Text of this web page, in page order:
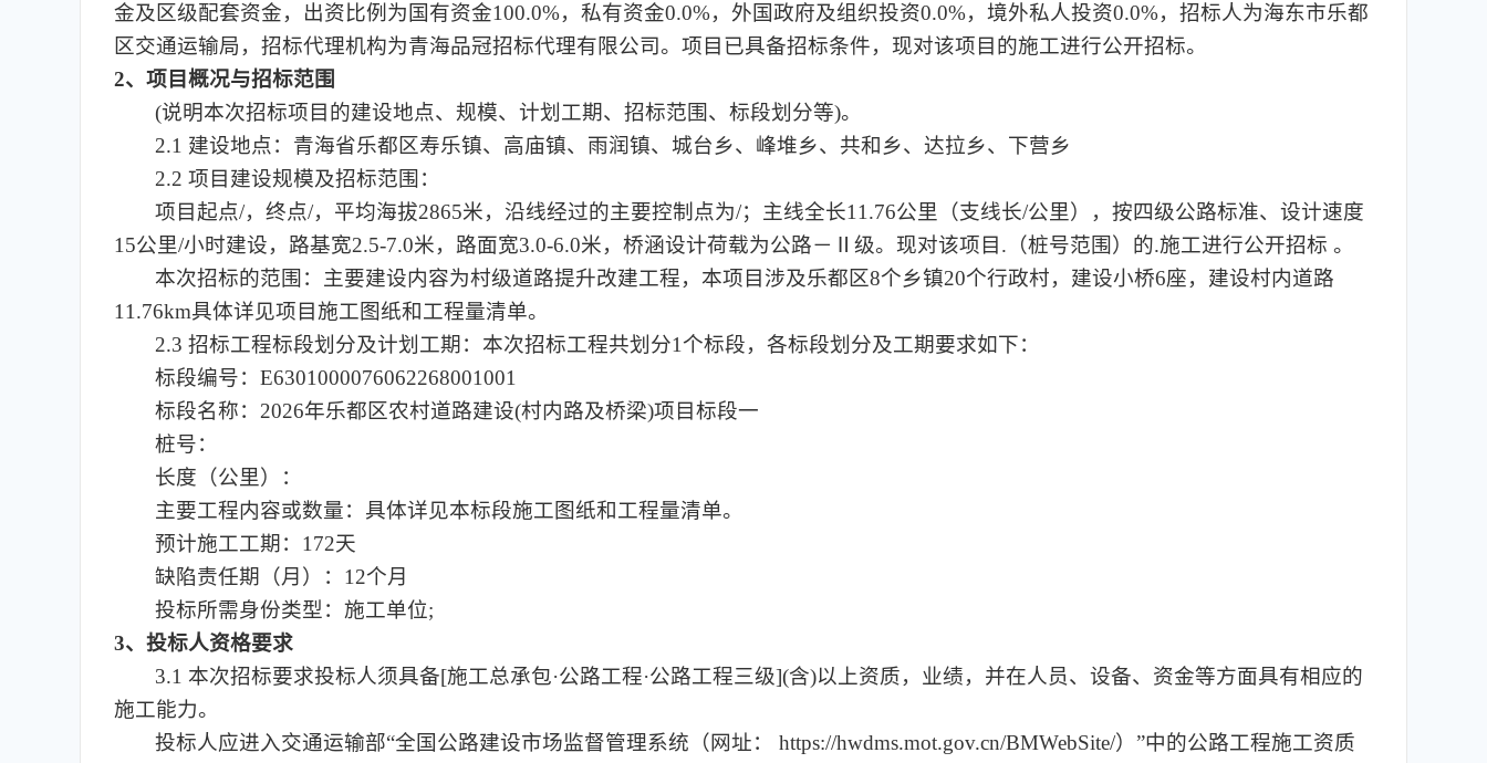
金及区级配套资金，出资比例为国有资金100.0%，私有资金0.0%，外国政府及组织投资0.0%，境外私人投资0.0%，招标人为海东市乐都
区交通运输局，招标代理机构为青海品冠招标代理有限公司。项目已具备招标条件，现对该项目的施工进行公开招标。
2、项目概况与招标范围
(说明本次招标项目的建设地点、规模、计划工期、招标范围、标段划分等)。
2.1 建设地点：青海省乐都区寿乐镇、高庙镇、雨润镇、城台乡、峰堆乡、共和乡、达拉乡、下营乡
2.2 项目建设规模及招标范围：
项目起点/，终点/，平均海拔2865米，沿线经过的主要控制点为/；主线全长11.76公里（支线长/公里），按四级公路标准、设计速度
15公里/小时建设，路基宽2.5-7.0米，路面宽3.0-6.0米，桥涵设计荷载为公路－Ⅱ级。现对该项目.（桩号范围）的.施工进行公开招标 。
本次招标的范围：主要建设内容为村级道路提升改建工程，本项目涉及乐都区8个乡镇20个行政村，建设小桥6座，建设村内道路
11.76km具体详见项目施工图纸和工程量清单。
2.3 招标工程标段划分及计划工期：本次招标工程共划分1个标段，各标段划分及工期要求如下：
标段编号：E6301000076062268001001
标段名称：2026年乐都区农村道路建设(村内路及桥梁)项目标段一
桩号：
长度（公里）：
主要工程内容或数量：具体详见本标段施工图纸和工程量清单。
预计施工工期：172天
缺陷责任期（月）：12个月
投标所需身份类型：施工单位;
3、投标人资格要求
3.1 本次招标要求投标人须具备[施工总承包·公路工程·公路工程三级](含)以上资质，业绩，并在人员、设备、资金等方面具有相应的
施工能力。
投标人应进入交通运输部“全国公路建设市场监督管理系统（网址： https://hwdms.mot.gov.cn/BMWebSite/）”中的公路工程施工资质